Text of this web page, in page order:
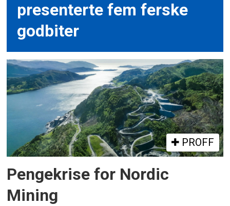
presenterte fem ferske
godbiter
PROFF
Pengekrise for Nordic
Mining